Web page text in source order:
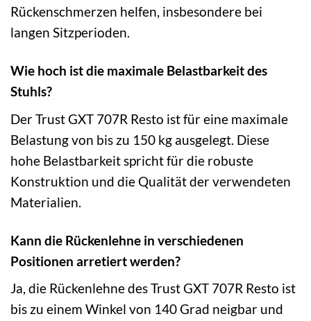
Rückenschmerzen helfen, insbesondere bei
langen Sitzperioden.
Wie hoch ist die maximale Belastbarkeit des
Stuhls?
Der Trust GXT 707R Resto ist für eine maximale
Belastung von bis zu 150 kg ausgelegt. Diese
hohe Belastbarkeit spricht für die robuste
Konstruktion und die Qualität der verwendeten
Materialien.
Kann die Rückenlehne in verschiedenen
Positionen arretiert werden?
Ja, die Rückenlehne des Trust GXT 707R Resto ist
bis zu einem Winkel von 140 Grad neigbar und